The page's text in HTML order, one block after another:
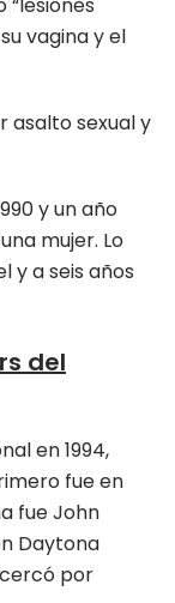
“lesiones
vagina y el
asalto sexual y
y un año
mujer. Lo
y a seis años
del
en 1994,
fue en
fue John
Daytona
por